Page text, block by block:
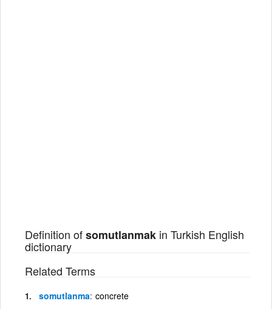
Definition ofsomutlanmak in Turkish English
dictionary
Related Terms
somutlanma concrete